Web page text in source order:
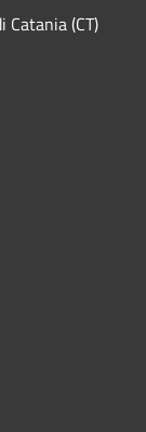
(CT)